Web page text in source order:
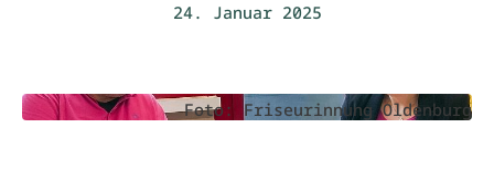
24. Januar 2025
Foto: Friseurinnung Oldenburg